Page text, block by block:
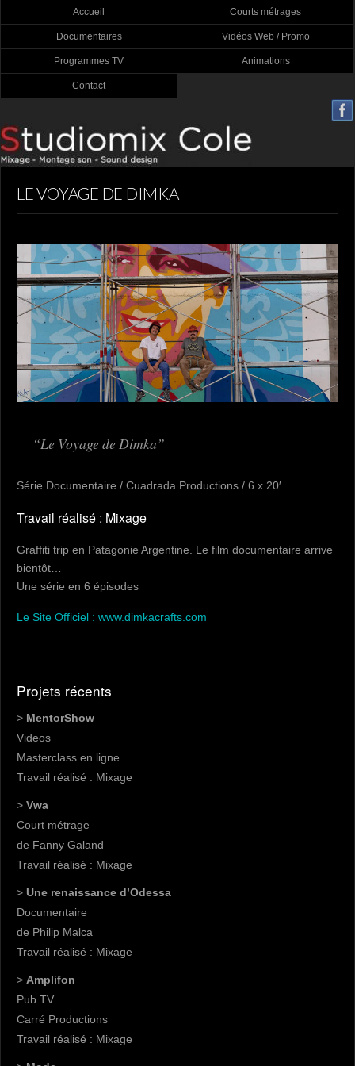
Accueil Courts métrages
Documentaires Vidéos Web / Promo
Programmes TV Animations
Contact
LE VOYAGE DE DIMKA
Le Voyage de Dimka
Série Documentaire / Cuadrada Productions / 6 x 20′
Travail réalisé : Mixage
Graffiti trip en Patagonie Argentine. Le film documentaire arrive
bientôt…
Une série en 6 épisodes
Le Site Officiel : www.dimkacrafts.com
Projets récents
> MentorShow
Videos
Masterclass en ligne
Travail réalisé : Mixage
> Vwa
Court métrage
de Fanny Galand
Travail réalisé : Mixage
> Une renaissance d’Odessa
Documentaire
de Philip Malca
Travail réalisé : Mixage
> Amplifon
Pub TV
Carré Productions
Travail réalisé : Mixage